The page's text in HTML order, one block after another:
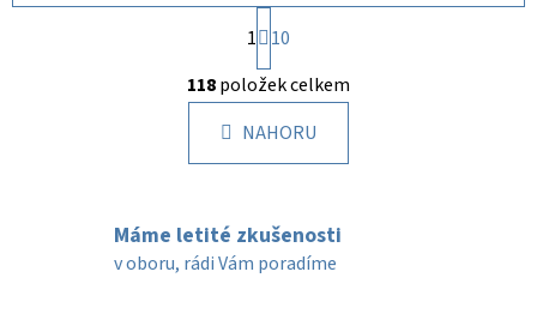
O
v
l
á
d
c
í
p
S
t
r
á
n
k
n
í
1
10
118položek celkem
NAHORU
Máme letité zkušenosti
v oboru, rádi Vám poradíme